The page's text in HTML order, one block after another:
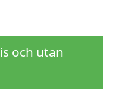
och utan